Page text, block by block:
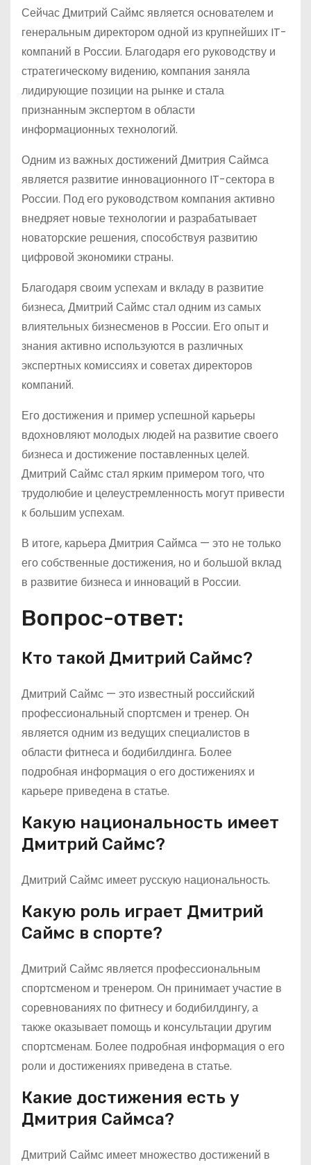
Сейчас Дмитрий Саймс является основателем и
генеральным директором одной из крупнейших IT-
компаний в России. Благодаря его руководству и
стратегическому видению, компания заняла
лидирующие позиции на рынке и стала
признанным экспертом в области
информационных технологий.
Одним из важных достижений Дмитрия Саймса
является развитие инновационного IT-сектора в
России. Под его руководством компания активно
внедряет новые технологии и разрабатывает
новаторские решения, способствуя развитию
цифровой экономики страны.
Благодаря своим успехам и вкладу в развитие
бизнеса, Дмитрий Саймс стал одним из самых
влиятельных бизнесменов в России. Его опыт и
знания активно используются в различных
экспертных комиссиях и советах директоров
компаний.
Его достижения и пример успешной карьеры
вдохновляют молодых людей на развитие своего
бизнеса и достижение поставленных целей.
Дмитрий Саймс стал ярким примером того, что
трудолюбие и целеустремленность могут привести
к большим успехам.
В итоге, карьера Дмитрия Саймса — это не только
его собственные достижения, но и большой вклад
в развитие бизнеса и инноваций в России.
Вопрос-ответ:
Кто такой Дмитрий Саймс?
Дмитрий Саймс — это известный российский
профессиональный спортсмен и тренер. Он
является одним из ведущих специалистов в
области фитнеса и бодибилдинга. Более
подробная информация о его достижениях и
карьере приведена в статье.
Какую национальность имеет
Дмитрий Саймс?
Дмитрий Саймс имеет русскую национальность.
Какую роль играет Дмитрий
Саймс в спорте?
Дмитрий Саймс является профессиональным
спортсменом и тренером. Он принимает участие в
соревнованиях по фитнесу и бодибилдингу, а
также оказывает помощь и консультации другим
спортсменам. Более подробная информация о его
роли и достижениях приведена в статье.
Какие достижения есть у
Дмитрия Саймса?
Дмитрий Саймс имеет множество достижений в